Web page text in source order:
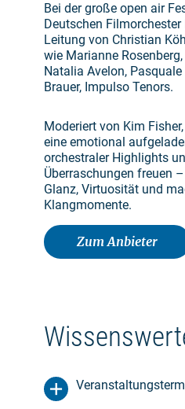
Bei der große open air
Deutschen
Leitung von Christian
wie Marianne
Natalia Avelon, Pasquale
Brauer, Impulso Tenors.
Moderiert von Kim
eine emotional
orchestraler Highlights
Überraschungen freuen
Glanz, Virtuosität und
Klangmomente.
Zum Anbieter